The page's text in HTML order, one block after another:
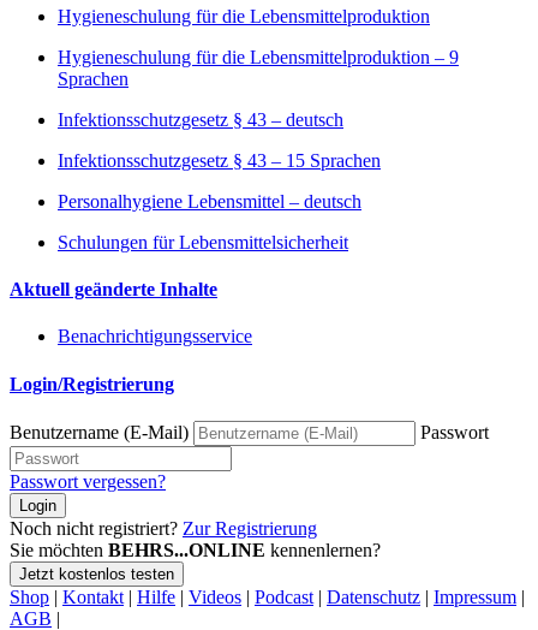
Hygieneschulung für die Lebensmittelproduktion
Hygieneschulung für die Lebensmittelproduktion – 9
Sprachen
Infektionsschutzgesetz § 43 – deutsch
Infektionsschutzgesetz § 43 – 15 Sprachen
Personalhygiene Lebensmittel – deutsch
Schulungen für Lebensmittelsicherheit
Aktuell geänderte Inhalte
Benachrichtigungsservice
Login/Registrierung
Benutzername (E-Mail) Passwort
Passwort vergessen?
Login
Noch nicht registriert? Zur Registrierung
Sie möchten BEHRS...ONLINE kennenlernen?
Jetzt kostenlos testen
Shop | Kontakt | Hilfe | Videos | Podcast | Datenschutz | Impressum |
AGB |